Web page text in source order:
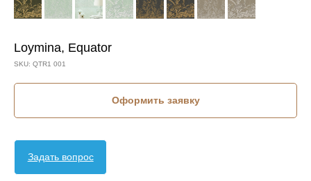
Loymina, Equator
SKU: QTR1 001
Оформить заявку
Задать вопрос